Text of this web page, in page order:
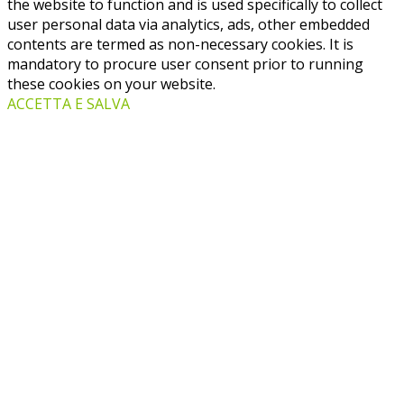
the website to function and is used specifically to collect
user personal data via analytics, ads, other embedded
contents are termed as non-necessary cookies. It is
mandatory to procure user consent prior to running
these cookies on your website.
ACCETTA E SALVA